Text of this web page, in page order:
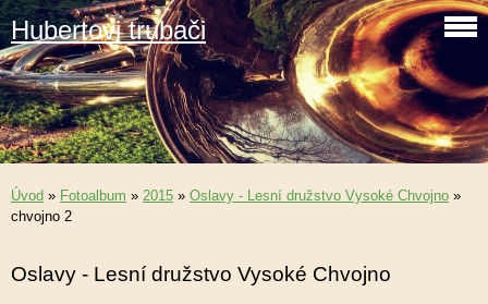
Hubertovi trubači
Úvod » Fotoalbum » 2015 » Oslavy - Lesní družstvo Vysoké Chvojno »
chvojno 2
Oslavy - Lesní družstvo Vysoké Chvojno